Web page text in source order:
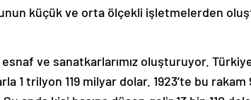
küçük ve orta ölçekli işletmelerden
esnaf ve sanatkarlarımız oluşturuyor.
1 trilyon 119 milyar dolar. 1923’te bu rakam